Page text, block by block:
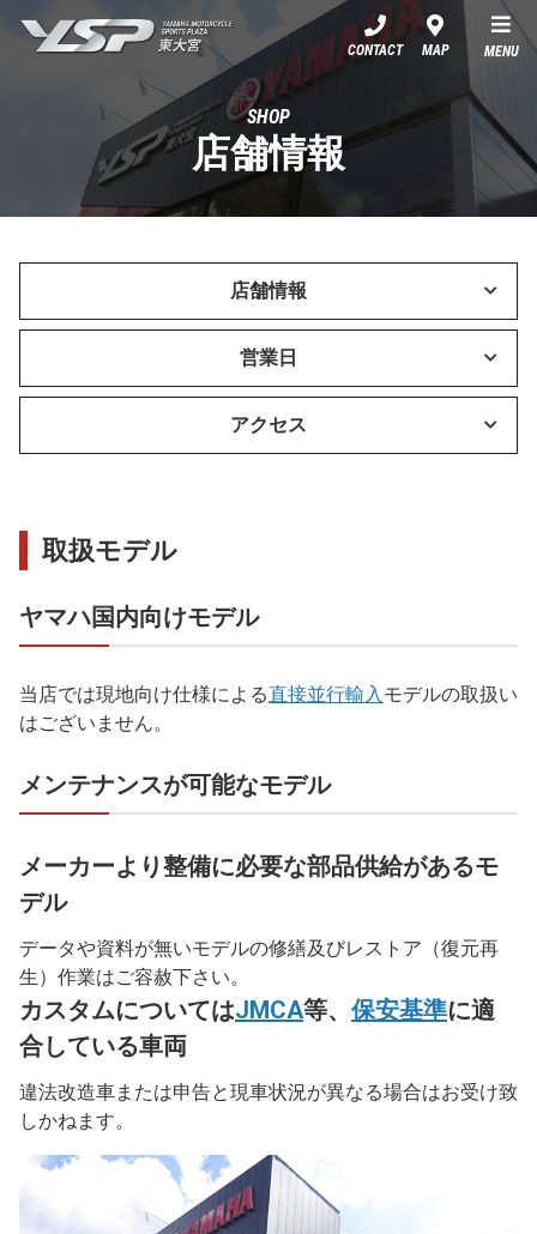
YSP東大宮
CONTACT MAP MENU
SHOP
店舗情報
店舗情報
営業日
アクセス
取扱モデル
ヤマハ国内向けモデル
当店では現地向け仕様による直接並行輸入モデルの取扱い
はございません。
メンテナンスが可能なモデル
メーカーより整備に必要な部品供給があるモ
デル
データや資料が無いモデルの修繕及びレストア（復元再
生）作業はご容赦下さい。
カスタムについてはJMCA等、 保安基準に適
合している車両
違法改造車または申告と現車状況が異なる場合はお受け致
しかねます。